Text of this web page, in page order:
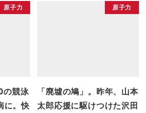
原子力
の競泳
に。快
原子力
「廃墟の鳩」。昨年、山本
太郎応援に駆けつけた沢田